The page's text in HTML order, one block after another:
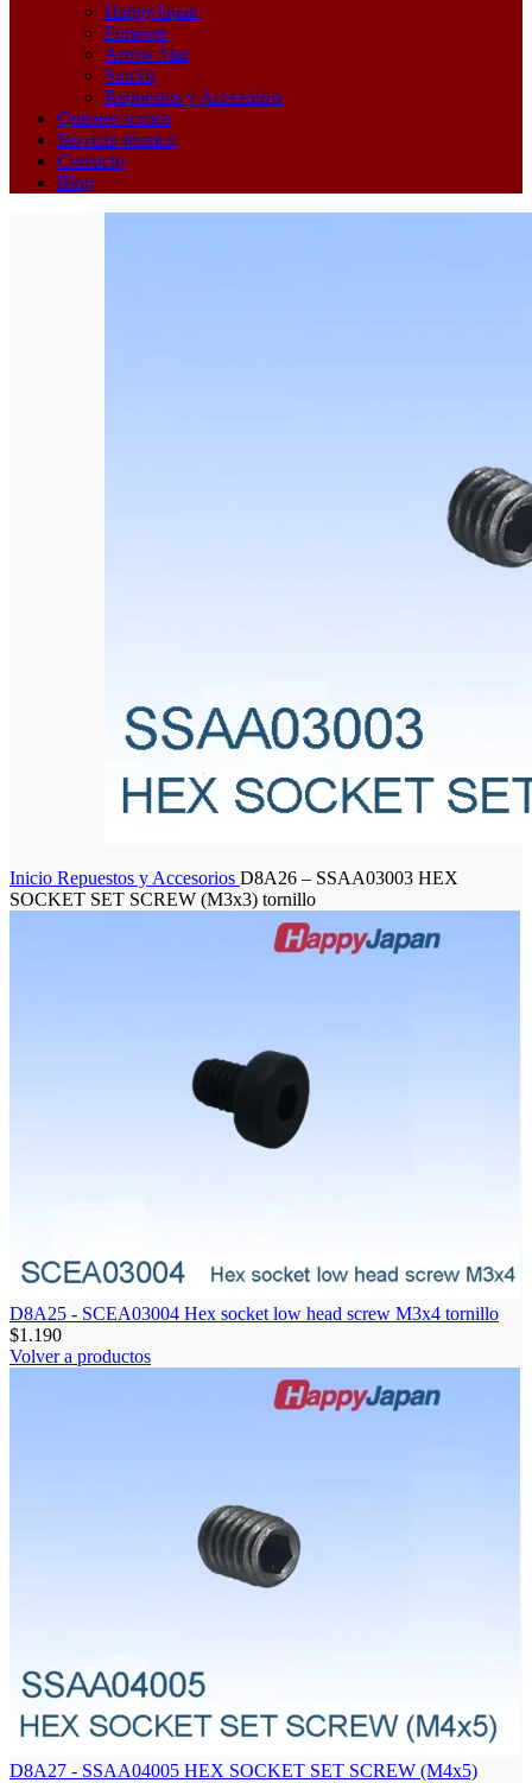
HappyJapan
Fortever
Arrow Star
SunSir
Repuestos y Accesorios
Quienes somos
Servicio técnico
Contacto
Blog
Inicio Repuestos y Accesorios D8A26 – SSAA03003 HEX
SOCKET SET SCREW (M3x3) tornillo
D8A25 - SCEA03004 Hex socket low head screw M3x4 tornillo
$1.190
Volver a productos
D8A27 - SSAA04005 HEX SOCKET SET SCREW (M4x5)